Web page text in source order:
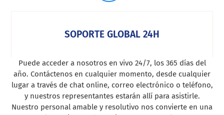
SOPORTE GLOBAL 24H
Puede acceder a nosotros en vivo 24/7, los 365 días del
año. Contáctenos en cualquier momento, desde cualquier
lugar a través de chat online, correo electrónico o teléfono,
y nuestros representantes estarán allí para asistirle.
Nuestro personal amable y resolutivo nos convierte en una